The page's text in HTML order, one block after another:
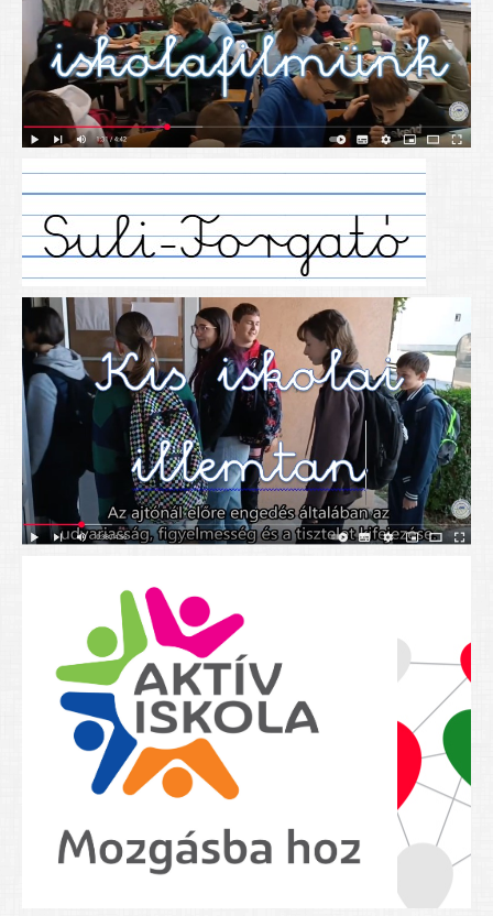
UNESCO Társult Iskola
Sportversenyek
Tanulmányi versenyek
Alapítványunk
Nyitva tartás
SZÜLŐKNEK
Google Tanterem, Classroom - útmutató diákoknak
Tanév rendje
Étkezés befizetése
Étlap
eKréta
Diákigazolvány igénylése
Mindennapos testnevelés
Tartós tankönyvek
Nyolcadikosainknak
Kréta szülői segédlet
Felsős taneszközlista
BEISKOLÁZÁS 2026